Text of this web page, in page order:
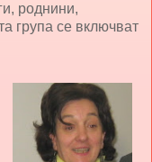
роднини,
група се включват